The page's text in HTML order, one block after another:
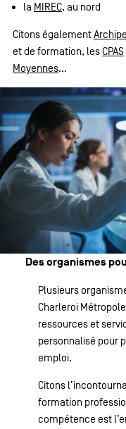
la MIREC, au nord
Citons également
et de formation, lesCPAS
Moyennes…
Des organismes
Plusieurs
Charleroi
ressources et
personnalisé pour
emploi.
Citons
formation
compétence est